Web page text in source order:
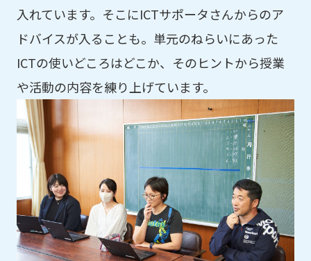
入れています。そこにICTサポータさんからのア
ドバイスが入ることも。単元のねらいにあった
ICTの使いどころはどこか、そのヒントから授業
や活動の内容を練り上げています。